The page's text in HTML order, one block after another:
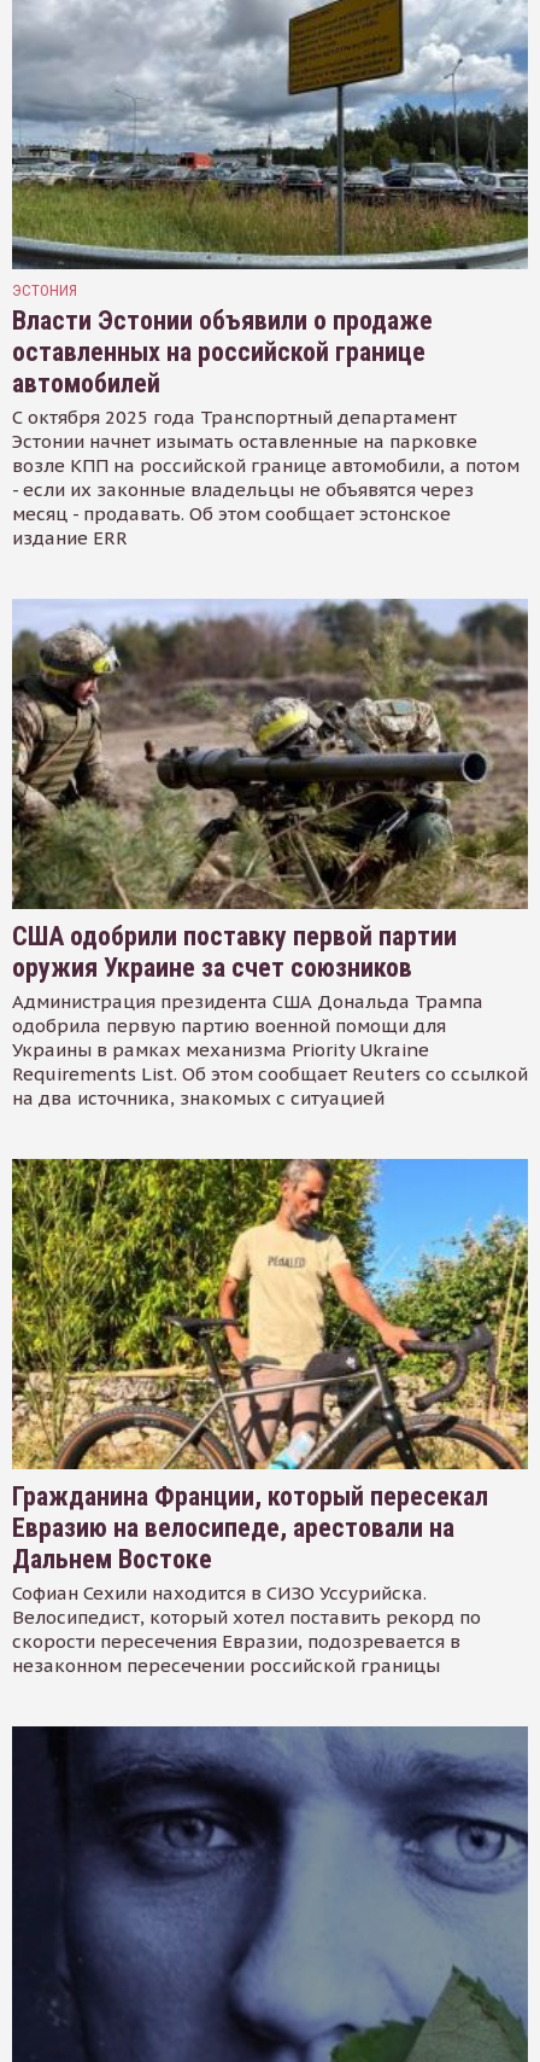
ЭСТОНИЯ
Власти Эстонии объявили о продаже
оставленных на российской границе
автомобилей
С октября 2025 года Транспортный департамент
Эстонии начнет изымать оставленные на парковке
возле КПП на российской границе автомобили, а потом
- если их законные владельцы не объявятся через
месяц - продавать. Об этом сообщает эстонское
издание ERR
США одобрили поставку первой партии
оружия Украине за счет союзников
Администрация президента США Дональда Трампа
одобрила первую партию военной помощи для
Украины в рамках механизма Priority Ukraine
Requirements List. Об этом сообщает Reuters со ссылкой
на два источника, знакомых с ситуацией
Гражданина Франции, который пересекал
Евразию на велосипеде, арестовали на
Дальнем Востоке
Софиан Сехили находится в СИЗО Уссурийска.
Велосипедист, который хотел поставить рекорд по
скорости пересечения Евразии, подозревается в
незаконном пересечении российской границы